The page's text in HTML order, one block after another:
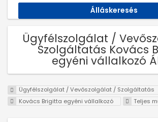
Ügyfélszolgálat /
Szolgáltatás Kovács
egyéni vállalkozó
Ügyfélszolgálat / Vevőszolgálat / Szolgáltatás
Kovács Brigitta egyéni vállalkozó
Teljes